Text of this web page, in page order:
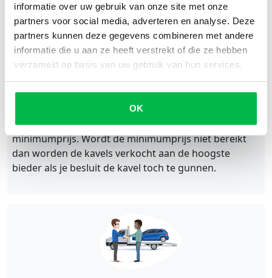
informatie over uw gebruik van onze site met onze
partners voor social media, adverteren en analyse. Deze
partners kunnen deze gegevens combineren met andere
informatie die u aan ze heeft verstrekt of die ze hebben
verzameld op basis van uw gebruik van hun services.
OK
3.Bod accepteren
Je hebt de mogelijkheid om een minimumprijs vast te
stellen voor kavels. Deze minimumprijs
vertegenwoordigt de laagste prijs waarvoor je bereid
bent te verkopen tijdens de veiling. Aan het einde van
een veiling worden de kavels verkocht aan een bieder
wiens bod gelijk is aan, of hoger is dan de
minimumprijs. Wordt de minimumprijs niet bereikt
dan worden de kavels verkocht aan de hoogste
bieder als je besluit de kavel toch te gunnen.